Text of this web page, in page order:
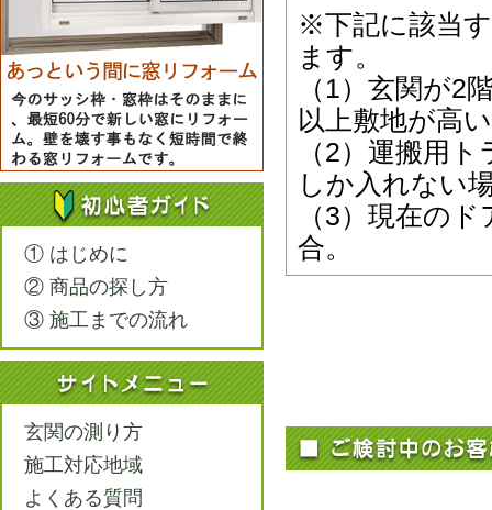
※下記に該当
ます。
（1）玄関が2
以上敷地が高
（2）運搬用
しか入れない
（3）現在の
合。
① はじめに
② 商品の探し方
③ 施工までの流れ
玄関の測り方
施工対応地域
よくある質問